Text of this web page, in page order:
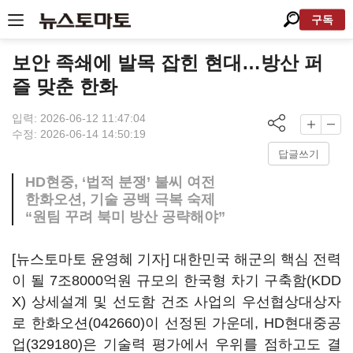
구독
보안 족쇄에 발목 잡힌 현대…방산 퍼
즐 맞춘 한화
입력: 2026-06-12 11:47:04
수정: 2026-06-14 14:50:19
답글쓰기
HD현중, ‘법적 분쟁’ 불씨 여전
한화오션, 기술 공백 극복 숙제
“원팀 꾸려 북미 방산 공략해야”
[뉴스토마토 윤영혜 기자] 대한민국 해군의 핵심 전력
이 될 7조8000억원 규모의 한국형 차기 구축함(KDD
X) 상세설계 및 선도함 건조 사업의 우선협상대상자
로 한화오션(042660)이 선정된 가운데, HD현대중공
업(329180)은 기술력 평가에서 우위를 점하고도 결